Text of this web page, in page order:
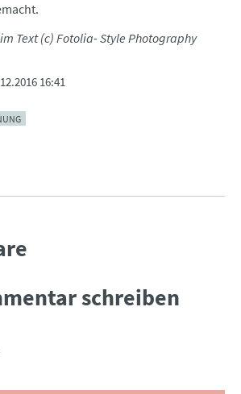
Text (c) Fotolia- Style Photography
16:41
schreiben